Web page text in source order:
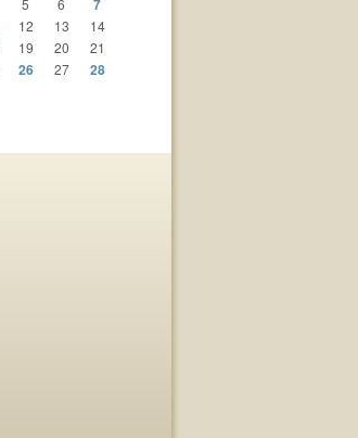
5 6 7
12 13 14
19 20 21
26 27
28